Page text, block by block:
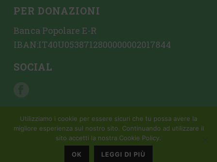
PER DONAZIONI
Banca Popolare E-R
IBAN:IT40U0538712800000002017844
SOCIAL
Copyright All Rights Reserved © 2015 Mondattivo |
web da Crovi Consulting SRL
Utilizziamo i cookie per essere sicuri che tu possa avere la
migliore esperienza sul nostro sito. Continuando ad utilizzare il
sito accetti la nostra Cookie Policy.
OK LEGGI DI PIÙ